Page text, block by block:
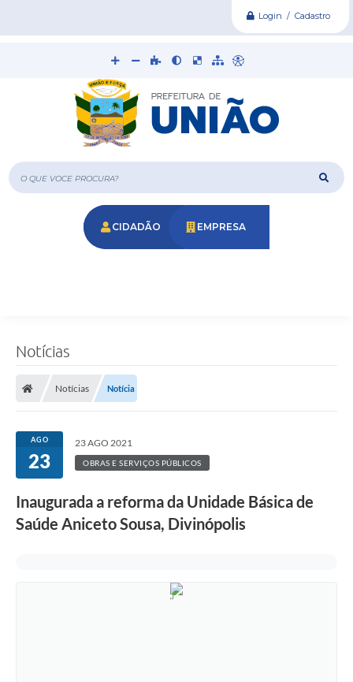
Login / Cadastro
O que voce procura?
CIDADÃO EMPRESA
Notícias
Notícias Notícia
AGO
23
23 AGO 2021
OBRAS E SERVIÇOS PÚBLICOS
Inaugurada a reforma da Unidade Básica de
Saúde Aniceto Sousa, Divinópolis